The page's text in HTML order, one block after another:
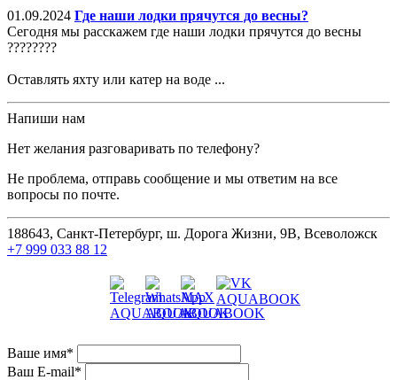
01.09.2024 Где наши лодки прячутся до весны?
Сегодня мы расскажем где наши лодки прячутся до весны
????????
Оставлять яхту или катер на воде ...
Напиши нам
Нет желания разговаривать по телефону?
Не проблема, отправь сообщение и мы ответим на все
вопросы по почте.
188643, Санкт-Петербург, ш. Дорога Жизни, 9В, Всеволожск
+7 999 033 88 12
Ваше имя*
Ваш E-mail*